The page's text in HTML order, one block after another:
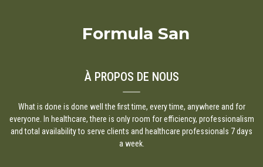
Formula San
À PROPOS DE NOUS
What is done is done well the first time, every time, anywhere and for
everyone. In healthcare, there is only room for efficiency, professionalism
and total availability to serve clients and healthcare professionals 7 days
a week.